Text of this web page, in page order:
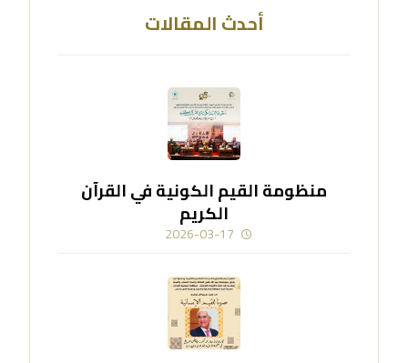
أحدث المقالات
منظومة القيم الكونية في القرآن
الكريم
2026-03-17